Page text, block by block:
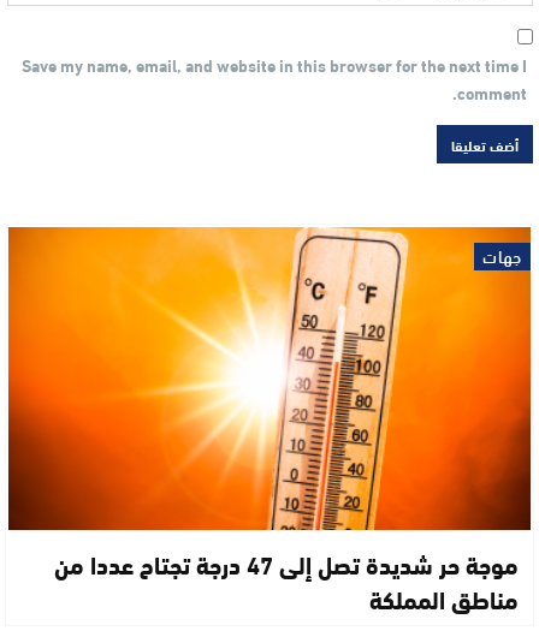
Save my name, email, and website in this browser for the next time I
comment.
جهات
موجة حر شديدة تصل إلى 47 درجة تجتاح عددا من
مناطق المملكة